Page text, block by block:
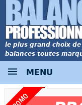
le plus grand choix de
balances toutes
MENU